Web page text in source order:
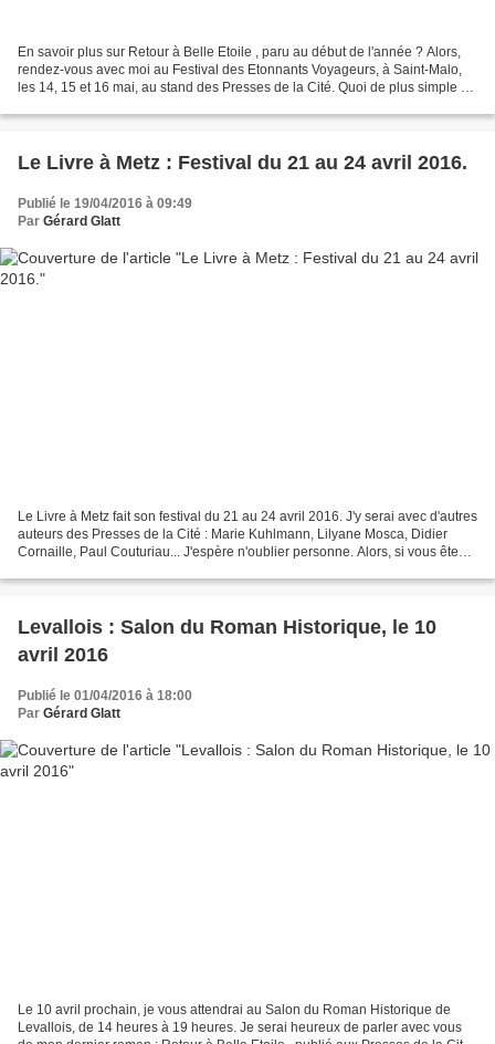
En savoir plus sur Retour à Belle Etoile , paru au début de l'année ? Alors,
rendez-vous avec moi au Festival des Etonnants Voyageurs, à Saint-Malo,
les 14, 15 et 16 mai, au stand des Presses de la Cité. Quoi de plus simple ?
Le Livre à Metz : Festival du 21 au 24 avril 2016.
Publié le 19/04/2016 à 09:49
Par Gérard Glatt
Le Livre à Metz fait son festival du 21 au 24 avril 2016. J'y serai avec d'autres
auteurs des Presses de la Cité : Marie Kuhlmann, Lilyane Mosca, Didier
Cornaille, Paul Couturiau... J'espère n'oublier personne. Alors, si vous êtes
Levallois : Salon du Roman Historique, le 10
avril 2016
Publié le 01/04/2016 à 18:00
Par Gérard Glatt
Le 10 avril prochain, je vous attendrai au Salon du Roman Historique de
Levallois, de 14 heures à 19 heures. Je serai heureux de parler avec vous